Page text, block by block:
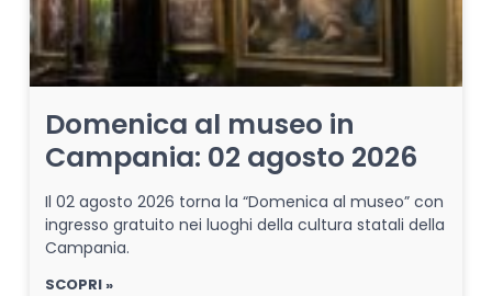
Domenica al museo in
Campania: 02 agosto 2026
Il 02 agosto 2026 torna la “Domenica al museo” con
ingresso gratuito nei luoghi della cultura statali della
Campania.
SCOPRI »